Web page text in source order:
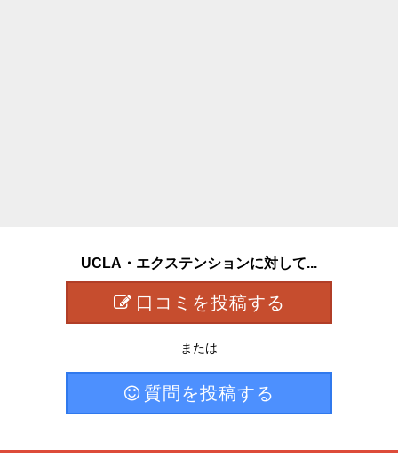
UCLA・エクステンションに対して...
口コミを投稿する
または
質問を投稿する